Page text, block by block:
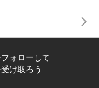
ォローして
け取ろう